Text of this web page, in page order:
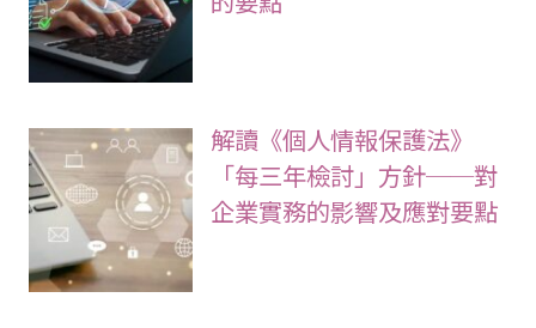
解讀《個人情報保護法》
「每三年檢討」方針──對
企業實務的影響及應對要點